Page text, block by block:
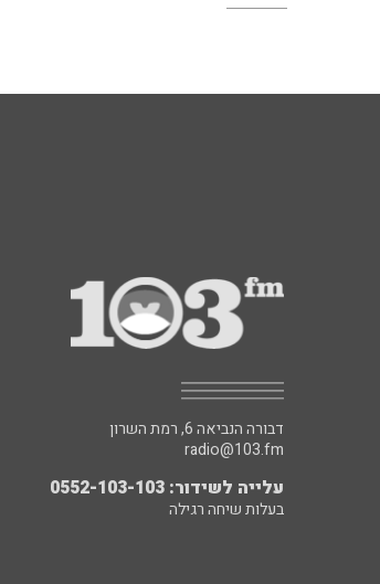
דבורה הנביאה 6, רמת השרון
radio@103.fm
עלייה לשידור: 0552-103-103
בעלות שיחה רגילה